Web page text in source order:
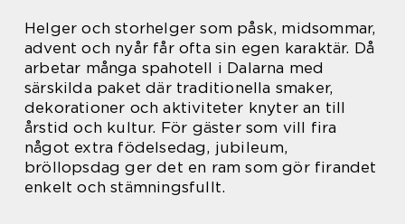
Helger och storhelger som påsk, midsommar,
advent och nyår får ofta sin egen karaktär. Då
arbetar många spahotell i Dalarna med
särskilda paket där traditionella smaker,
dekorationer och aktiviteter knyter an till
årstid och kultur. För gäster som vill fira
något extra födelsedag, jubileum,
bröllopsdag ger det en ram som gör firandet
enkelt och stämningsfullt.